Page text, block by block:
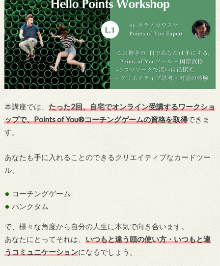
本講座では、 たった2回、自宅でオンライン受講するワークショ
ップで、Points of You®コーチングゲームの資格を取得できま
す。
あなたも手に入れることのできるクリエイティブなカードツー
ル、
コーチングゲーム
パンクタム
で、様々な角度から自分の人生に本気で向き合います。
あなたにとってそれは、 いつもと違う頭の使い方・いつもと違
うコミュニケーションになるでしょう。